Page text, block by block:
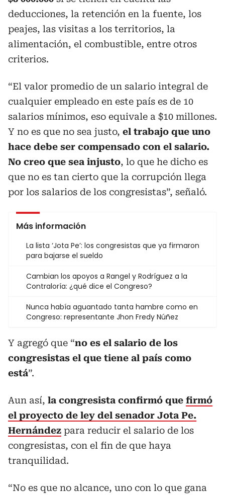
deducciones, la retención en la fuente, los
peajes, las visitas a los territorios, la
alimentación, el combustible, entre otros
criterios.
“El valor promedio de un salario integral de
cualquier empleado en este país es de 10
salarios mínimos, eso equivale a $10 millones.
Y no es que no sea justo, el trabajo que uno
hace debe ser compensado con el salario.
No creo que sea injusto, lo que he dicho es
que no es tan cierto que la corrupción llega
por los salarios de los congresistas”, señaló.
Más información
La lista ‘Jota Pe’: los congresistas que ya firmaron
para bajarse el sueldo
Cambian los apoyos a Rangel y Rodríguez a la
Contraloría: ¿qué dice el Congreso?
Nunca había aguantado tanta hambre como en
Congreso: representante Jhon Fredy Núñez
Y agregó que “no es el salario de los
congresistas el que tiene al país como
está”.
Aun así, la congresista confirmó que firmó
el proyecto de ley del senador Jota Pe.
Hernández para reducir el salario de los
congresistas, con el fin de que haya
tranquilidad.
“No es que no alcance, uno con lo que gana